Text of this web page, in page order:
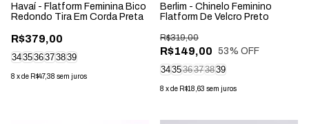
Havaí - Flatform Feminina Bico
Redondo Tira Em Corda Preta
R$379,00
343536373839
8 xde R$47,38 sem juros
Berlim - Chinelo Feminino
Flatform De Velcro Preto
R$149,00
R$319,00
53% OFF
343536373839
8 xde R$18,63 sem juros